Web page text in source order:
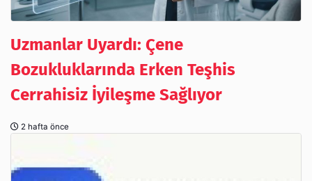
Uzmanlar Uyardı: Çene
Bozukluklarında Erken Teşhis
Cerrahisiz İyileşme Sağlıyor
2 hafta önce